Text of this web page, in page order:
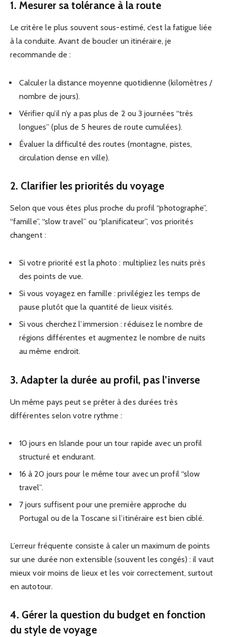
1. Mesurer sa tolérance à la route
Le critère le plus souvent sous-estimé, c’est la fatigue liée
à la conduite. Avant de boucler un itinéraire, je
recommande de :
Calculer la distance moyenne quotidienne (kilomètres /
nombre de jours).
Vérifier qu’il n’y a pas plus de 2 ou 3 journées “très
longues” (plus de 5 heures de route cumulées).
Évaluer la difficulté des routes (montagne, pistes,
circulation dense en ville).
2. Clarifier les priorités du voyage
Selon que vous êtes plus proche du profil “photographe”,
“famille”, “slow travel” ou “planificateur”, vos priorités
changent :
Si votre priorité est la photo : multipliez les nuits près
des points de vue.
Si vous voyagez en famille : privilégiez les temps de
pause plutôt que la quantité de lieux visités.
Si vous cherchez l’immersion : réduisez le nombre de
régions différentes et augmentez le nombre de nuits
au même endroit.
3. Adapter la durée au profil, pas l’inverse
Un même pays peut se prêter à des durées très
différentes selon votre rythme :
10 jours en Islande pour un tour rapide avec un profil
structuré et endurant.
16 à 20 jours pour le même tour avec un profil “slow
travel”.
7 jours suffisent pour une première approche du
Portugal ou de la Toscane si l’itinéraire est bien ciblé.
L’erreur fréquente consiste à caler un maximum de points
sur une durée non extensible (souvent les congés) : il vaut
mieux voir moins de lieux et les voir correctement, surtout
en autotour.
4. Gérer la question du budget en fonction
du style de voyage